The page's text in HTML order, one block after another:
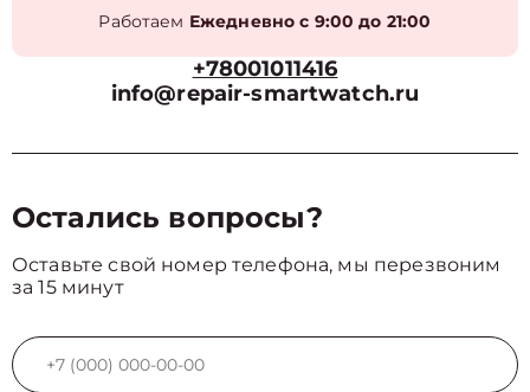
Работаем Ежедневно с 9:00 до 21:00
+78001011416
info@repair-smartwatch.ru
Остались вопросы?
Оставьте свой номер телефона, мы перезвоним
за 15 минут